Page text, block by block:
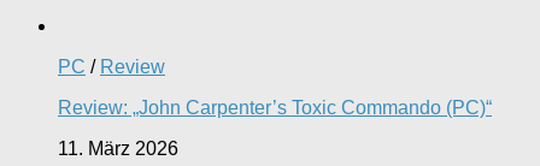
PC / Review
Review: „John Carpenter’s Toxic Commando (PC)“
11. März 2026